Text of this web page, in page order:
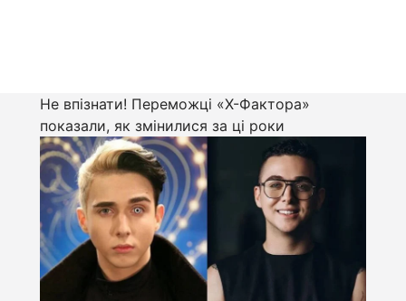
Не впізнати! Переможці «Х-Фактора»
показали, як змінилися за ці роки